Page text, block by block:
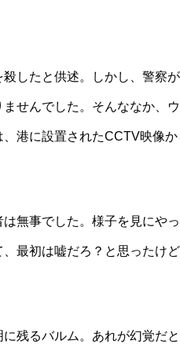
したと供述。しかし、警察
せんでした。そんななか、
港に設置されたCCTV映像
無事でした。様子を見にや
最初は嘘だろ？と思ったけ
残るバルム。あれが幻覚だ